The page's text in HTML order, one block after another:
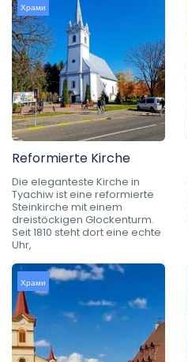
Храми
Reformierte Kirche
Die eleganteste Kirche in
Tyachiw ist eine reformierte
Steinkirche mit einem
dreistöckigen Glockenturm.
Seit 1810 steht dort eine echte
Uhr,
Храми